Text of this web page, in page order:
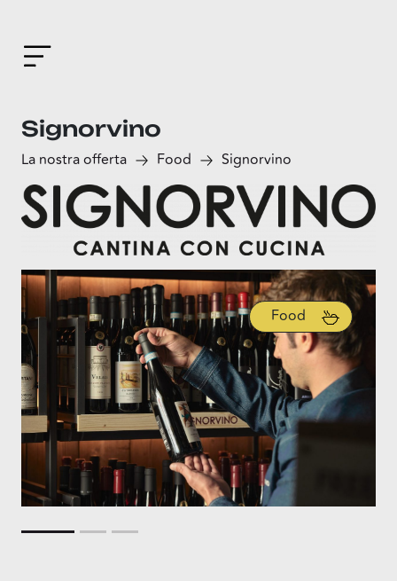
Signorvino
La nostra offerta Food Signorvino
Food